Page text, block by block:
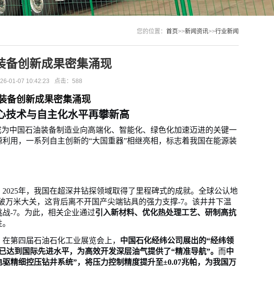
您的位置： 首页>>新闻资讯>>行业新闻
备创新成果密集涌现
01-07 10:42:23 点击：588
备创新成果密集涌现
技术与自主化水平再攀新高
中国石油装备制造业向高端化、智能化、绿色化加速迈进的关键一
用，一系列自主创新的“大国重器”相继亮相，标志着我国在能源装
2025年，我国在超深井钻探领域取得了里程碑式的成就。全球公认地
万米大关，这背后离不开国产尖端钻具的强力支撑-7。该井井下温
战-7。为此，相关企业通过引入新材料、优化热处理工艺、研制高抗
第四届石油石化工业展览会上， 中国石化经纬公司展出的“经纬领
到国际先进水平，为高效开发深层油气提供了“精准导航”。 而中
精细控压钻井系统”，将压力控制精度提升至±0.07兆帕，为我国万